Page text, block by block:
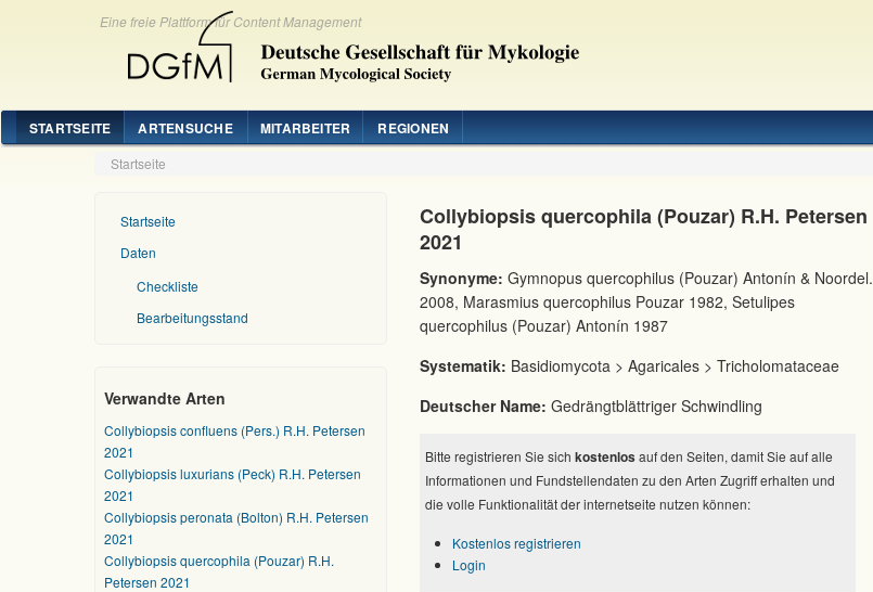
Eine freie Plattform für Content Management
STARTSEITE ARTENSUCHE MITARBEITER REGIONEN
Startseite
Startseite
Daten
Checkliste
Bearbeitungsstand
Verwandte Arten
Collybiopsis confluens (Pers.) R.H. Petersen
2021
Collybiopsis luxurians (Peck) R.H. Petersen
2021
Collybiopsis peronata (Bolton) R.H. Petersen
2021
Collybiopsis quercophila (Pouzar) R.H.
Petersen 2021
Collybiopsis quercophila (Pouzar) R.H. Petersen
2021
Synonyme: Gymnopus quercophilus (Pouzar) Antonín & Noordel.
2008, Marasmius quercophilus Pouzar 1982, Setulipes
quercophilus (Pouzar) Antonín 1987
Systematik: Basidiomycota > Agaricales > Tricholomataceae
Deutscher Name: Gedrängtblättriger Schwindling
Bitte registrieren Sie sich kostenlos auf den Seiten, damit Sie auf alle
Informationen und Fundstellendaten zu den Arten Zugriff erhalten und
die volle Funktionalität der internetseite nutzen können:
Kostenlos registrieren
Login